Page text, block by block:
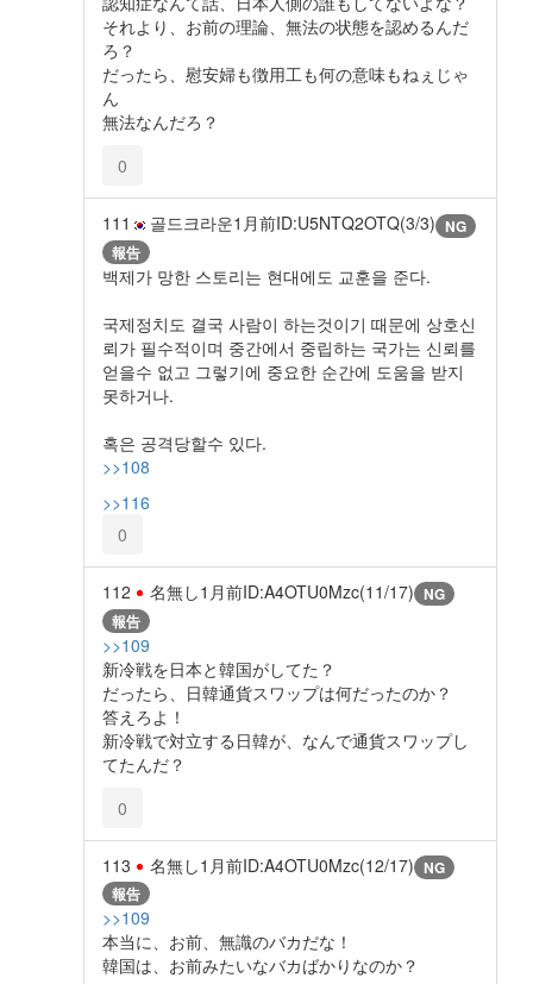
それより、お前の理論、無法の状態を認めるんだ
ろ？
だったら、慰安婦も徴用工も何の意味もねぇじゃ
ん
無法なんだろ？
0
111 골드크라운1月前ID:U5NTQ2OTQ(3/3) NG
報告
백제가 망한 스토리는 현대에도 교훈을 준다.
국제정치도 결국 사람이 하는것이기 때문에 상호신
뢰가 필수적이며 중간에서 중립하는 국가는 신뢰를
얻을수 없고 그렇기에 중요한 순간에 도움을 받지
못하거나.
혹은 공격당할수 있다.
>>108
>>116
0
112 名無し1月前ID:A4OTU0Mzc(11/17) NG
報告
>>109
新冷戦を日本と韓国がしてた？
だったら、日韓通貨スワップは何だったのか？
答えろよ！
新冷戦で対立する日韓が、なんで通貨スワップし
てたんだ？
0
113 名無し1月前ID:A4OTU0Mzc(12/17) NG
報告
>>109
本当に、お前、無識のバカだな！
韓国は、お前みたいなバカばかりなのか？